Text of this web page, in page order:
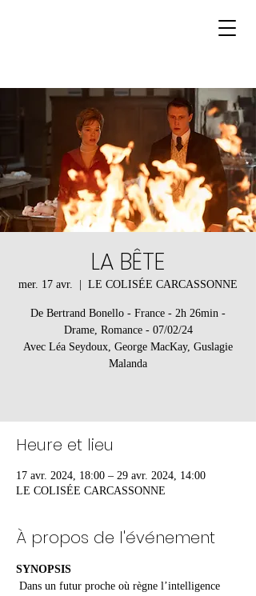
LA BÊTE
mer. 17 avr. LE COLISÉE CARCASSONNE
De Bertrand Bonello - France - 2h 26min -
Drame, Romance - 07/02/24
Avec Léa Seydoux, George MacKay, Guslagie
Malanda
Heure et lieu
17 avr. 2024, 18:00 – 29 avr. 2024, 14:00
LE COLISÉE CARCASSONNE
À propos de l'événement
SYNOPSIS
Dans un futur proche où règne l’intelligence